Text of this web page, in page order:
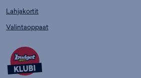
Lahjakortit
Valintaoppaat